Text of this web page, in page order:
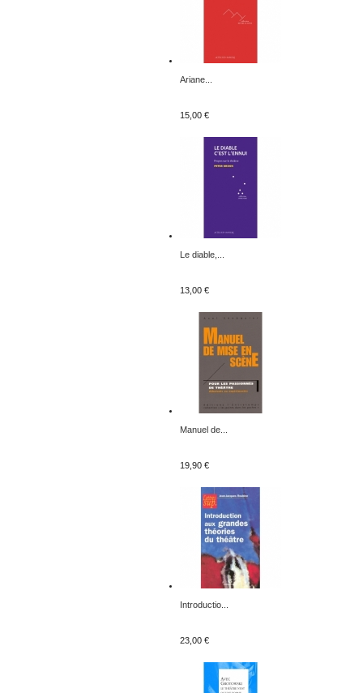
Ariane...
15,00 €
Le diable,...
13,00 €
Manuel de...
19,90 €
Introductio...
23,00 €